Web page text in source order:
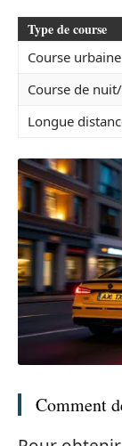
Type de course
Course
Course de
Longue
Comment